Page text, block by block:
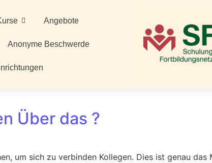
Angebote
Anonyme Beschwerde
Über das ?
um sich zu verbinden Kollegen. Dies ist genau